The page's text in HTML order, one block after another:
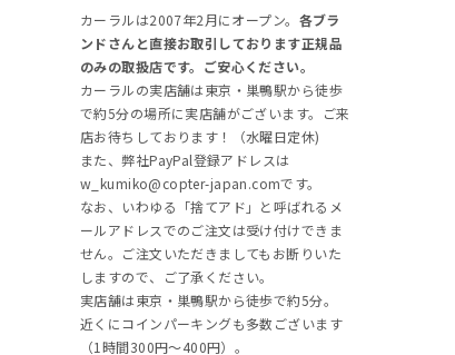
カーラルは2007年2月にオープン。 各ブラ
ンドさんと直接お取引しております正規品
のみの取扱店です。ご安心ください。
カーラルの実店舗は東京・巣鴨駅から徒歩
で約5分の場所に実店舗がございます。ご来
店お待ちしております！（水曜日定休)
また、弊社PayPal登録アドレスは
w_kumiko@copter-japan.comです。
なお、いわゆる「捨てアド」と呼ばれるメ
ールアドレスでのご注文は受け付けできま
せん。ご注文いただきましてもお断りいた
しますので、ご了承ください。
実店舗は東京・巣鴨駅から徒歩で約5分。
近くにコインパーキングも多数ございます
（1時間300円～400円）。